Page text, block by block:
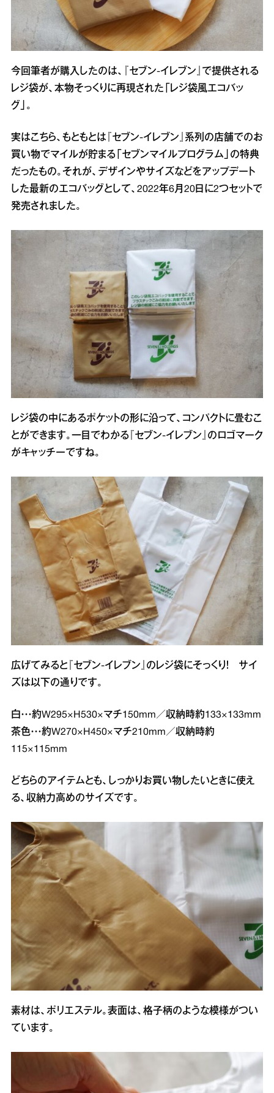
今回筆者が購入したのは、『セブン‐イレブン』で提供される
レジ袋が、本物そっくりに再現された「レジ袋風エコバッ
グ」。
実はこちら、もともとは『セブン-イレブン』系列の店舗でのお
買い物でマイルが貯まる「セブンマイルプログラム」の特典
だったもの。それが、デザインやサイズなどをアップデート
した最新のエコバッグとして、2022年6月20日に2つセットで
発売されました。
レジ袋の中にあるポケットの形に沿って、コンパクトに畳むこ
とができます。一目でわかる『セブン‐イレブン』のロゴマーク
がキャッチーですね。
広げてみると『セブン‐イレブン』のレジ袋にそっくり！ サイ
ズは以下の通りです。
白・・・約W295×H530×マチ150mm／収納時約133×133mm
茶色・・・約W270×H450×マチ210mm／収納時約
115×115mm
どちらのアイテムとも、しっかりお買い物したいときに使え
る、収納力高めのサイズです。
素材は、ポリエステル。表面は、格子柄のような模様がつい
ています。